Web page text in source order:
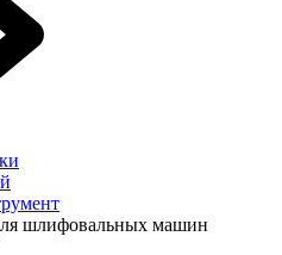
шлифовальных машин